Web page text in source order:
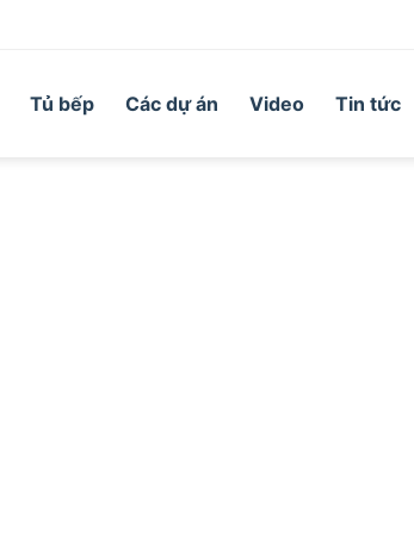
Tủ bếp Các dự án Video Tin tức